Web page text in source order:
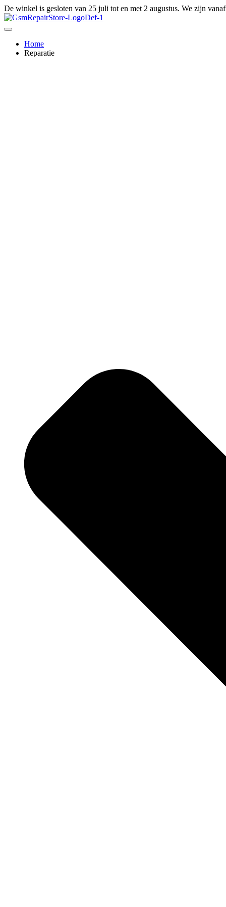
Ga
naar
de
De winkel is gesloten van 25 juli tot en met 2 augustus. We zijn
Home
Reparatie